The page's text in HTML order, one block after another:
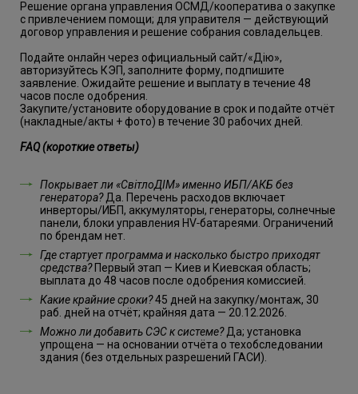
Решение органа управления ОСМД/кооператива о закупке
с привлечением помощи; для управителя — действующий
договор управления и решение собрания совладельцев.
Подайте онлайн через официальный сайт/«Дію»,
авторизуйтесь КЭП, заполните форму, подпишите
заявление. Ожидайте решение и выплату в течение 48
часов после одобрения.
Закупите/установите оборудование в срок и подайте отчёт
(накладные/акты + фото) в течение 30 рабочих дней.
FAQ (короткие ответы)
Покрывает ли «СвітлоДІМ» именно ИБП/АКБ без
генератора?Да. Перечень расходов включает
инверторы/ИБП, аккумуляторы, генераторы, солнечные
панели, блоки управления HV‑батареями. Ограничений
по брендам нет.
Где стартует программа и насколько быстро приходят
средства?Первый этап — Киев и Киевская область;
выплата до 48 часов после одобрения комиссией.
Какие крайние сроки?45 дней на закупку/монтаж, 30
раб. дней на отчёт; крайняя дата — 20.12.2026.
Можно ли добавить СЭС к системе?Да; установка
упрощена — на основании отчёта о техобследовании
здания (без отдельных разрешений ГАСИ).